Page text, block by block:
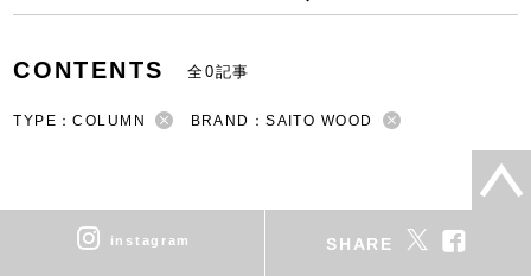
CONTENTS 全0記事
TYPE：COLUMN BRAND：SAITO WOOD
instagram SHARE